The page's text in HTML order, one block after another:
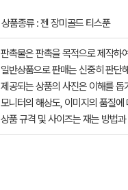
상품종류 : 젠 장미골드 티스푼
판촉물은 판촉을 목적으로 제작하
일반상품으로 판매는 신중히 판단
제공되는 상품의 사진은 이해를
모니터의 해상도, 이미지의 품질
상품 규격 및 사이즈는 재는 방법